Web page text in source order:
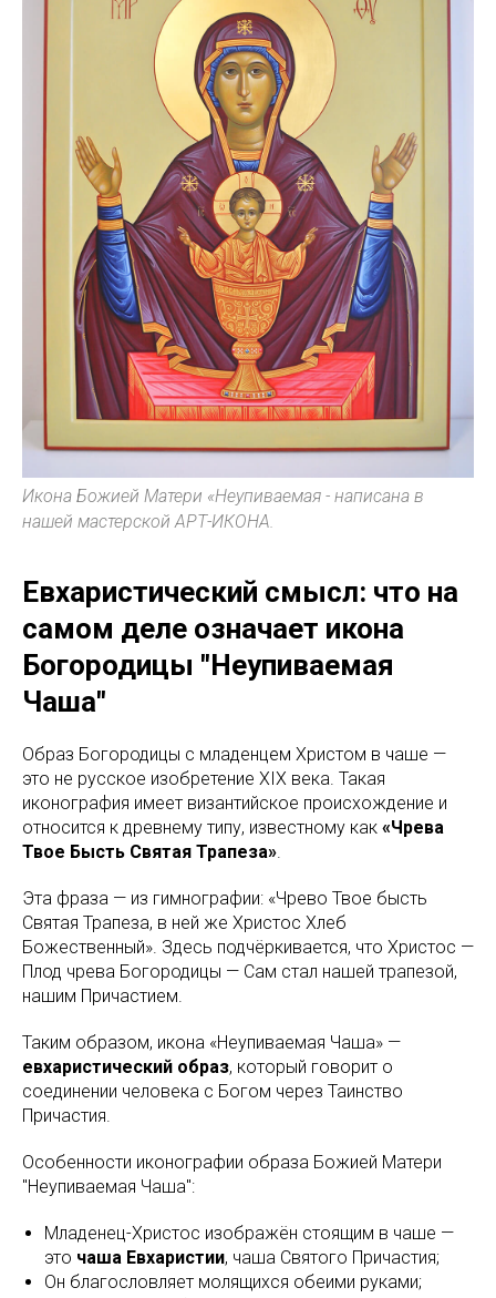
Икона Божией Матери «Неупиваемая - написана в
нашей мастерской АРТ-ИКОНА.
Евхаристический смысл: что на
самом деле означает икона
Богородицы "Неупиваемая
Чаша"
Образ Богородицы с младенцем Христом в чаше —
это не русское изобретение XIX века. Такая
иконография имеет византийское происхождение и
относится к древнему типу, известному как «Чрева
Твое Бысть Святая Трапеза»
Эта фраза — из гимнографии: «Чрево Твое бысть
Святая Трапеза, в ней же Христос Хлеб
Божественный». Здесь подчёркивается, что Христос —
Плод чрева Богородицы — Сам стал нашей трапезой,
нашим Причастием.
Таким образом, икона «Неупиваемая Чаша» —
евхаристический образ, который говорит о
соединении человека с Богом через Таинство
Причастия.
Особенности иконографии образа Божией Матери
"Неупиваемая Чаша":
Младенец-Христос изображён стоящим в чаше —
это чаша Евхаристии, чаша Святого Причастия;
Он благословляет молящихся обеими руками;